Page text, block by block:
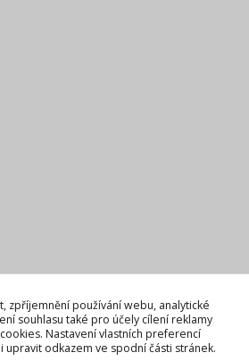
zpříjemnění používání webu, analytické
souhlasu také pro účely cílení reklamy
Nastavení vlastních preferencí
upravit odkazem ve spodní části stránek.